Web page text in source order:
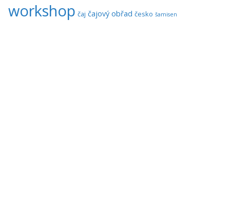
workshop čaj čajový obřad česko šamisen